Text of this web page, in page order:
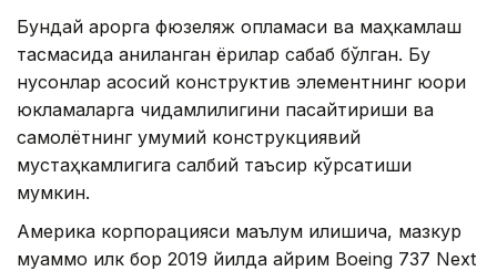
Бундай қарорга фюзеляж қопламаси ва маҳкамлаш
тасмасида аниқланган ёриқлар сабаб бўлган. Бу
нуқсонлар асосий конструктив элементнинг юқори
юкламаларга чидамлилигини пасайтириши ва
самолётнинг умумий конструкциявий
мустаҳкамлигига салбий таъсир кўрсатиши
мумкин.
Америка корпорацияси маълум қилишича, мазкур
муаммо илк бор 2019 йилда айрим Boeing 737 Next